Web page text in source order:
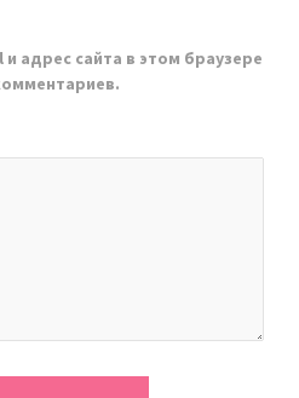
адрес сайта в этом браузере